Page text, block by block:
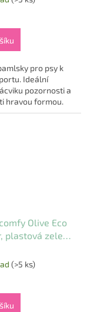
pro psy k
Ideální
pozornosti a
hravou formou.
také rozvíjíte
Olive Eco
plastová zelená
(>5 ks)